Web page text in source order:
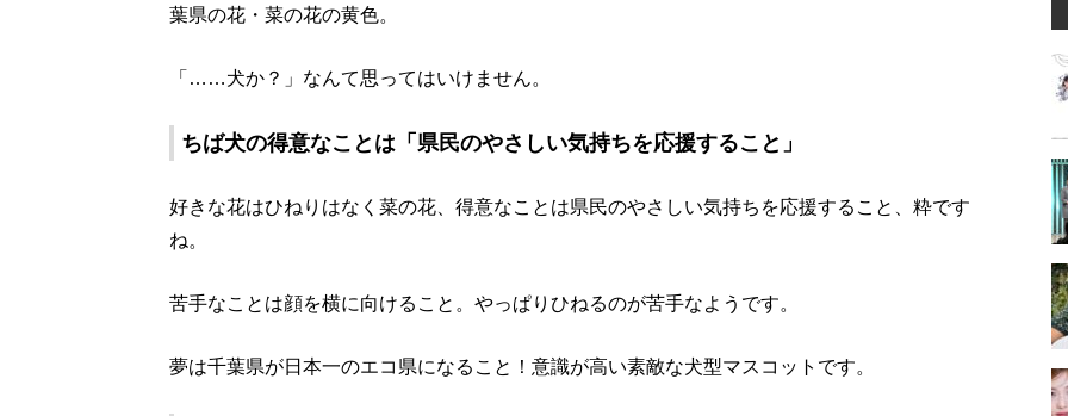
葉県の花・菜の花の黄色。
「……犬か？」なんて思ってはいけません。
ちば犬の得意なことは「県民のやさしい気持ちを応援すること」
好きな花はひねりはなく菜の花、得意なことは県民のやさしい気持ちを応援すること、粋です
ね。
苦手なことは顔を横に向けること。やっぱりひねるのが苦手なようです。
夢は千葉県が日本一のエコ県になること！意識が高い素敵な犬型マスコットです。